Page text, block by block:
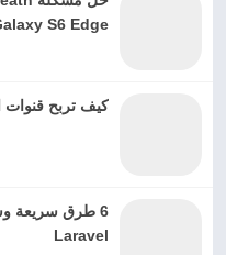
S6 Edge
كيف تربح قنوات
6 طرق سريعة
Laravel